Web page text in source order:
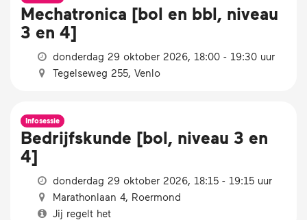
Mechatronica [bol en bbl, niveau
3 en 4]
donderdag 29 oktober 2026, 18:00 - 19:30 uur
Tegelseweg 255, Venlo
Infosessie
Bedrijfskunde [bol, niveau 3 en
4]
donderdag 29 oktober 2026, 18:15 - 19:15 uur
Marathonlaan 4, Roermond
Jij regelt het